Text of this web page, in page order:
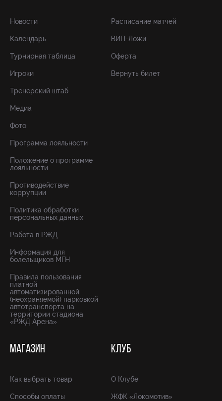
Новости
Календарь
Турнирная таблица
Игроки
Тренерский штаб
Медиа
Фото
Программа лояльности
Положение о программе
лояльности
Противодействие
коррупции
Политика обработки
персональных данных
Работа в РЖД
Информация для
болельщиков МГН
Правила пользования
платной
автоматизированной
(неохраняемой) парковкой
автотранспорта на
территории стадиона
«РЖД Арена»
Расписание матчей
ВИП-Ложи
Оферта
Вернуть билет
МАГАЗИН
Как выбрать товар
Способы оплаты
КЛУБ
О Клубе
ЖФК «Локомотив»